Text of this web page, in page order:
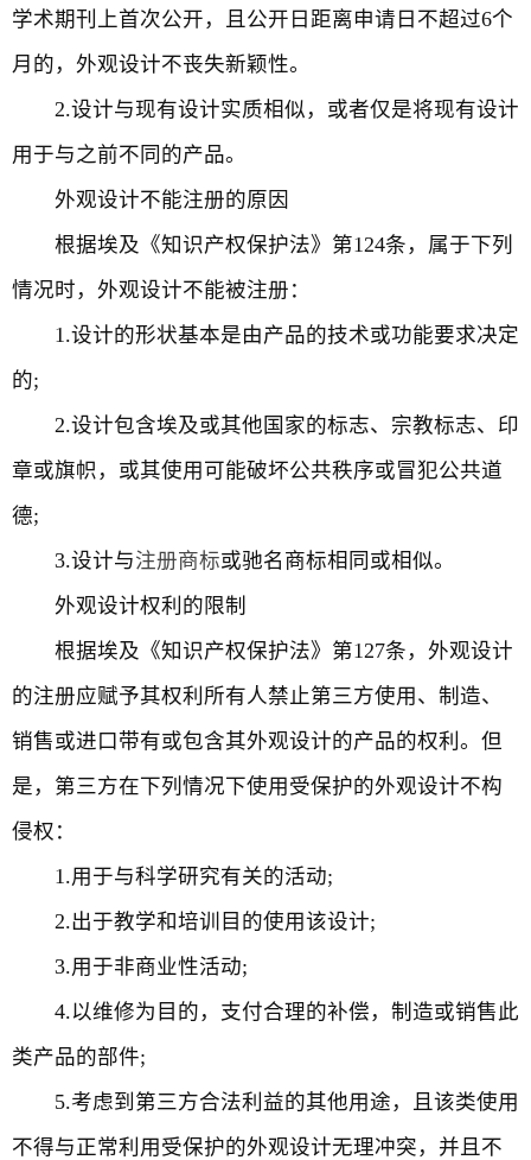
学术期刊上首次公开，且公开日距离申请日不超过6个
月的，外观设计不丧失新颖性。
2.设计与现有设计实质相似，或者仅是将现有设计
用于与之前不同的产品。
外观设计不能注册的原因
根据埃及《知识产权保护法》第124条，属于下列
情况时，外观设计不能被注册：
1.设计的形状基本是由产品的技术或功能要求决定
的;
2.设计包含埃及或其他国家的标志、宗教标志、印
章或旗帜，或其使用可能破坏公共秩序或冒犯公共道
德;
3.设计与注册商标或驰名商标相同或相似。
外观设计权利的限制
根据埃及《知识产权保护法》第127条，外观设计
的注册应赋予其权利所有人禁止第三方使用、制造、
销售或进口带有或包含其外观设计的产品的权利。但
是，第三方在下列情况下使用受保护的外观设计不构
侵权：
1.用于与科学研究有关的活动;
2.出于教学和培训目的使用该设计;
3.用于非商业性活动;
4.以维修为目的，支付合理的补偿，制造或销售此
类产品的部件;
5.考虑到第三方合法利益的其他用途，且该类使用
不得与正常利用受保护的外观设计无理冲突，并且不